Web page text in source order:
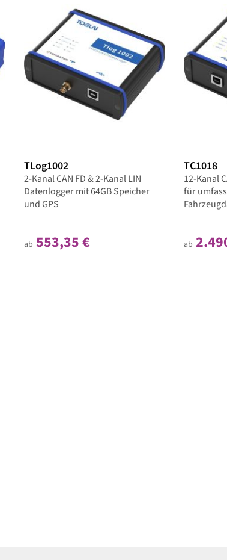
TLog1002
2-Kanal CAN FD & 2-Kanal LIN
Datenlogger mit 64GB Speicher
und GPS
ab 553,35 €
TC1018
12-Kanal
für
ab